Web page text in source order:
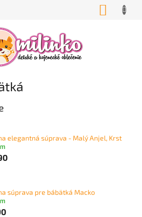
elegantná súprava - Malý Anjel, Krst
súprava pre bábätká Macko